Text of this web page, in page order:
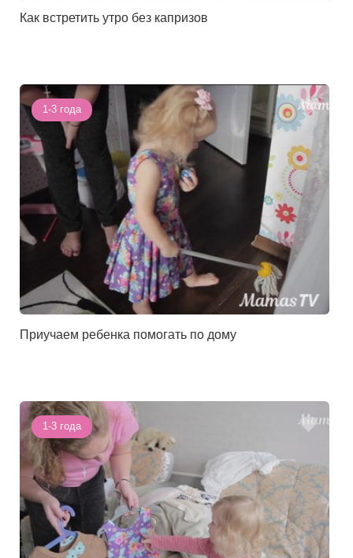
Как встретить утро без капризов
1-3 года
Приучаем ребенка помогать по дому
1-3 года